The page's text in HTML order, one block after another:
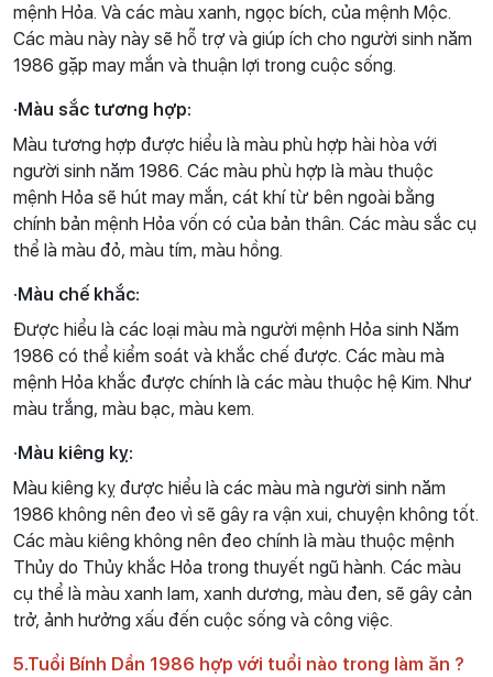
mệnh Hỏa. Và các màu xanh, ngọc bích, của mệnh Mộc.
Các màu này này sẽ hỗ trợ và giúp ích cho người sinh năm
1986 gặp may mắn và thuận lợi trong cuộc sống.
·Màu sắc tương hợp:
Màu tương hợp được hiểu là màu phù hợp hài hòa với
người sinh năm 1986. Các màu phù hợp là màu thuộc
mệnh Hỏa sẽ hút may mắn, cát khí từ bên ngoài bằng
chính bản mệnh Hỏa vốn có của bản thân. Các màu sắc cụ
thể là màu đỏ, màu tím, màu hồng.
·Màu chế khắc:
Được hiểu là các loại màu mà người mệnh Hỏa sinh Năm
1986 có thể kiểm soát và khắc chế được. Các màu mà
mệnh Hỏa khắc được chính là các màu thuộc hệ Kim. Như
màu trắng, màu bạc, màu kem.
·Màu kiêng kỵ:
Màu kiêng kỵ được hiểu là các màu mà người sinh năm
1986 không nên đeo vì sẽ gây ra vận xui, chuyện không tốt.
Các màu kiêng không nên đeo chính là màu thuộc mệnh
Thủy do Thủy khắc Hỏa trong thuyết ngũ hành. Các màu
cụ thể là màu xanh lam, xanh dương, màu đen, sẽ gây cản
trở, ảnh hưởng xấu đến cuộc sống và công việc.
5.Tuổi Bính Dần 1986 hợp với tuổi nào trong làm ăn ?